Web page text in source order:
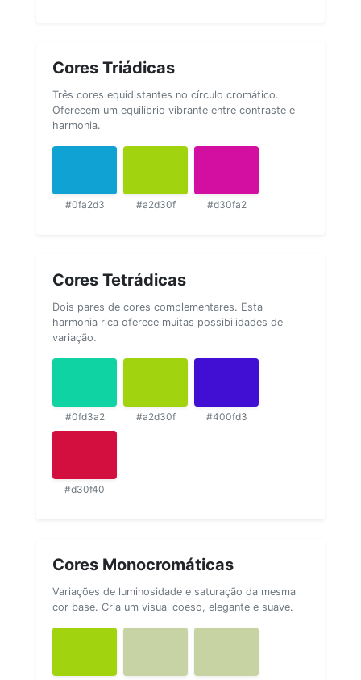
Cores Triádicas
Três cores equidistantes no círculo cromático.
Oferecem um equilíbrio vibrante entre contraste e
harmonia.
#0fa2d3 #a2d30f #d30fa2
Cores Tetrádicas
Dois pares de cores complementares. Esta
harmonia rica oferece muitas possibilidades de
variação.
#0fd3a2 #a2d30f #400fd3
#d30f40
Cores Monocromáticas
Variações de luminosidade e saturação da mesma
cor base. Cria um visual coeso, elegante e suave.